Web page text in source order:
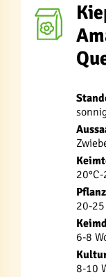
20°C-
20-
6-8
8-10